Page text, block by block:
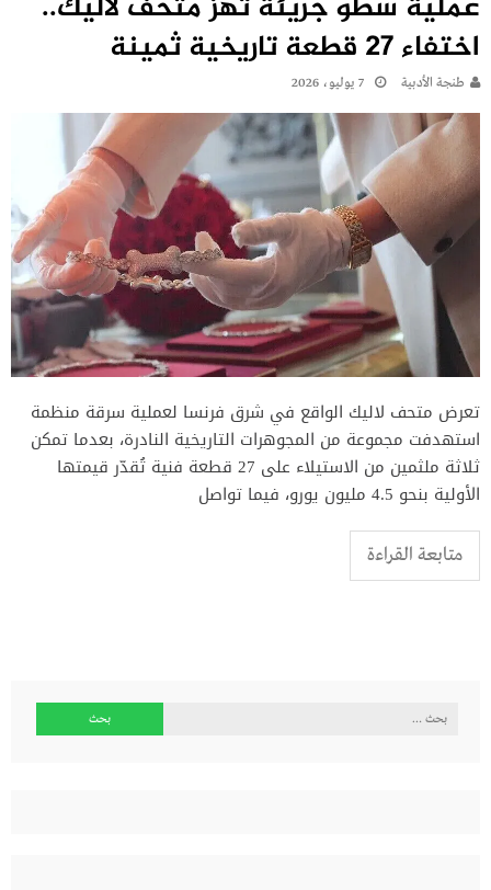
اختفاء 27 قطعة تاريخية ثمينة
طنجة الأدبية 7 يوليو، 2026
تعرض متحف لاليك الواقع في شرق فرنسا لعملية سرقة منظمة
استهدفت مجموعة من المجوهرات التاريخية النادرة، بعدما تمكن
ثلاثة ملثمين من الاستيلاء على 27 قطعة فنية تُقدّر قيمتها
الأولية بنحو 4.5 مليون يورو، فيما تواصل
متابعة القراءة
البحث